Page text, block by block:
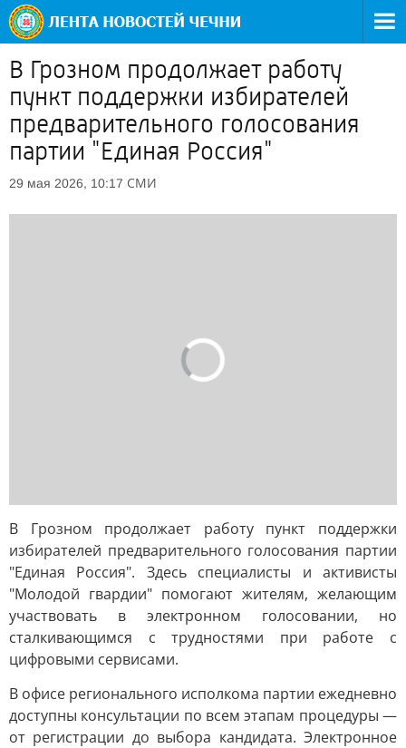
В Грозном продолжает работу
пункт поддержки избирателей
предварительного голосования
партии "Единая Россия"
29 мая 2026, 10:17 СМИ
В Грозном продолжает работу пункт поддержки
избирателей предварительного голосования партии
"Единая Россия". Здесь специалисты и активисты
"Молодой гвардии" помогают жителям, желающим
участвовать в электронном голосовании, но
сталкивающимся с трудностями при работе с
цифровыми сервисами.
В офисе регионального исполкома партии ежедневно
доступны консультации по всем этапам процедуры —
от регистрации до выбора кандидата. Электронное